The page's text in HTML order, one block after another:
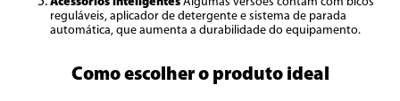
reguláveis, aplicador de detergente e sistema de parada
automática, que aumenta a durabilidade do equipamento.
Como escolher o produto ideal